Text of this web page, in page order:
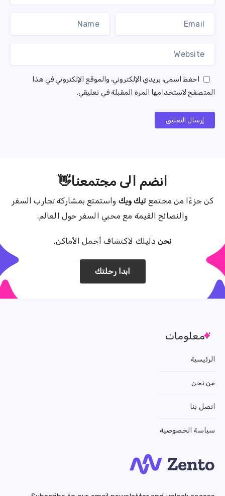
احفظ اسمي، بريدي الإلكتروني، والموقع الإلكتروني في هذا
المتصفح لاستخدامها المرة المقبلة في تعليقي.
إرسال التعليق
انضم الى مجتمعنا👋
كن جزءًا من مجتمع تيك ويك واستمتع بمشاركة تجارب السفر
والنصائح القيمة مع محبي السفر حول العالم.
نحندليلك لاكتشاف أجمل الأماكن.
ابدا رحلتك
معلومات
الرئيسية
من نحن
اتصل بنا
سياسة الخصوصية